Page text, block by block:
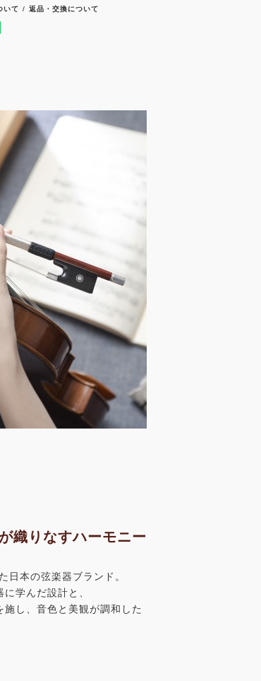
いて 返品・交換について
織りなすハーモニー
本の弦楽器ブランド。
学んだ設計と、
し、音色と美観が調和した